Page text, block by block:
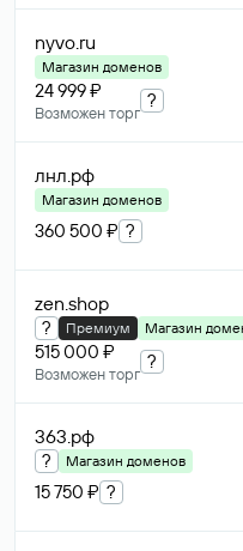
nyvo.ru
Магазин доменов
24 999 ₽
Возможен торг
?
лнл.рф
Магазин доменов
360 500 ₽ ?
zen.shop
? Премиум Магазин
515 000 ₽
Возможен торг
?
363.рф
? Магазин доменов
15 750 ₽ ?